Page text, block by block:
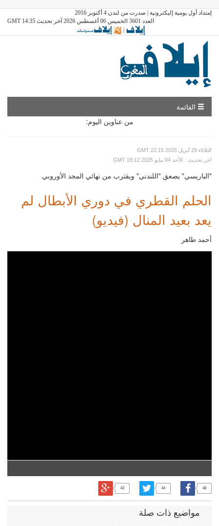
إمتداد أول يومية إليكترونية | صدرت من لندن 4 أكتوبر 2016
العدد 3601 الخميس 06 أغسطس 2026 آخر تحديث GMT 14:35
|
القائمة
من عناوين اليوم:
GMT الثلاثاء 29 أبريل 2025 22:15
GMT الأحد 04 مايو 2025 18:12
: آخر تحديث
"الباريسي" يصعق "اللندني" ويقترب من نهائي المجد الأوروبي
الحلم القطري في دوري الأبطال لم
يعد بعيد المنال (فيديو)
أحمد طاهر
48
44
43
مواضيع ذات صلة